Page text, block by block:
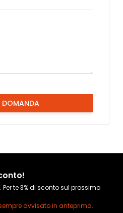
DOMANDA
te 3% di sconto sul prossimo
avvisato in anteprima.